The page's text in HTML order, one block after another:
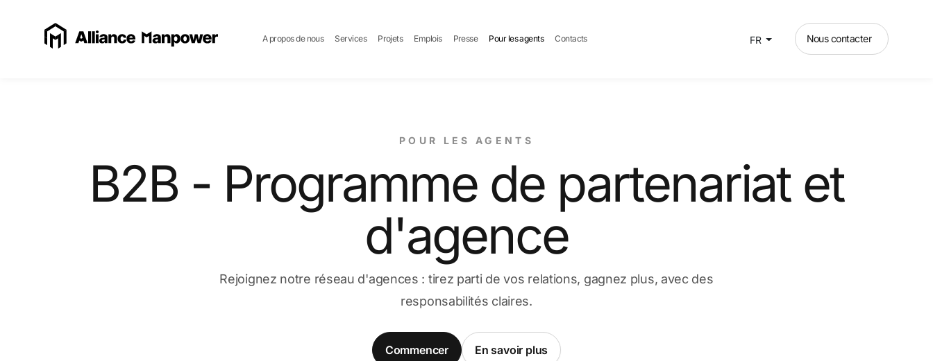
A propos de nous Services Projets Emplois Presse Pour les agents Contacts FR Nous contacter
POUR LES AGENTS
B2B - Programme de partenariat et
d'agence
Rejoignez notre réseau d'agences : tirez parti de vos relations, gagnez plus, avec des
responsabilités claires.
Commencer En savoir plus